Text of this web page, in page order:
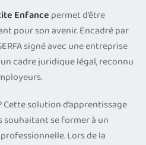
Enfance permet d’être
pour son avenir. Encadré par
signé avec une entreprise
cadre juridique légal, reconnu
Cette solution d’apprentissage
souhaitant se former à un
Lors de la